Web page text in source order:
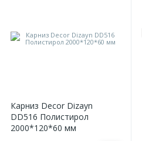
Карниз Decor Dizayn
DD516 Полистирол
2000*120*60 мм